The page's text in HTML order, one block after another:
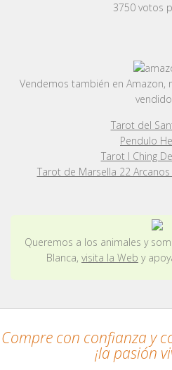
3750 votos
Vendemos también en Amazon,
Tarot del
Pendulo
Tarot I Ching
Tarot de Marsella 22
Queremos a los animales y
Blanca, visita la Web y
Compre con confianza y
¡la pasión